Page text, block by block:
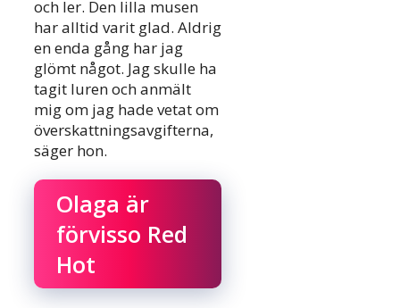
och ler. Den lilla musen
har alltid varit glad. Aldrig
en enda gång har jag
glömt något. Jag skulle ha
tagit luren och anmält
mig om jag hade vetat om
överskattningsavgifterna,
säger hon.
Olaga är
förvisso Red
Hot